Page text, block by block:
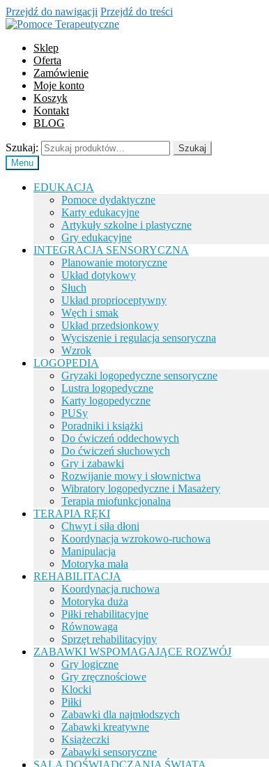
Przejdź do nawigacji Przejdź do treści
Sklep
Oferta
Zamówienie
Moje konto
Koszyk
Kontakt
BLOG
Szukaj:
Szukaj
Menu
EDUKACJA
Pomoce dydaktyczne
Karty edukacyjne
Artykuły szkolne i plastyczne
Gry edukacyjne
INTEGRACJA SENSORYCZNA
Planowanie motoryczne
Układ dotykowy
Słuch
Układ proprioceptywny
Węch i smak
Układ przedsionkowy
Wyciszenie i regulacja sensoryczna
Wzrok
LOGOPEDIA
Gryzaki logopedyczne sensoryczne
Lustra logopedyczne
Karty logopedyczne
PUSy
Poradniki i książki
Do ćwiczeń oddechowych
Do ćwiczeń słuchowych
Gry i zabawki
Rozwijanie mowy i słownictwa
Wibratory logopedyczne i Masażery
Terapia miofunkcjonalna
TERAPIA RĘKI
Chwyt i siła dłoni
Koordynacja wzrokowo-ruchowa
Manipulacja
Motoryka mała
REHABILITACJA
Koordynacja ruchowa
Motoryka duża
Piłki rehabilitacyjne
Równowaga
Sprzęt rehabilitacyjny
ZABAWKI WSPOMAGAJĄCE ROZWÓJ
Gry logiczne
Gry zręcznościowe
Klocki
Piłki
Zabawki dla najmłodszych
Zabawki kreatywne
Książeczki
Zabawki sensoryczne
SALA DOŚWIADCZANIA ŚWIATA